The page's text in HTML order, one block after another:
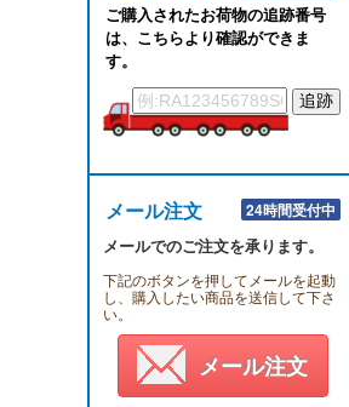
ご購入されたお荷物の追跡番号
は、こちらより確認ができま
す。
メール注文 24時間受付中
メールでのご注文を承ります。
下記のボタンを押してメールを起動
し、購入したい商品を送信して下さ
い。
メール注文